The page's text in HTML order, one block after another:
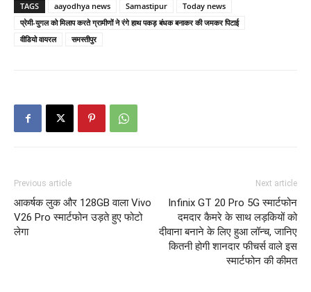
TAGS aayodhya news Samastipur
Today news
प्रेमी-युगल को मिलाप करते ग्रामीणों ने रंगे हाथ पकड़ बंधक बनाकर की जमकर पिटाई
वीडियो वायरल
समस्तीपुर
Previous article
आकर्षक लुक और 128GB वाला Vivo
V26 Pro स्मार्टफोन उड़ते हुए फोटो
लेगा
Next article
Infinix GT 20 Pro 5G स्मार्टफोन
दमदार कैमरे के साथ लड़कियों को
दीवाना बनाने के लिए हुआ लॉन्च, जानिए
कितनी होगी शानदार फीचर्स वाले इस
स्मार्टफोन की कीमत